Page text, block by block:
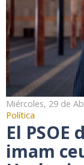
Miércoles, 29 de
Política
El
imam